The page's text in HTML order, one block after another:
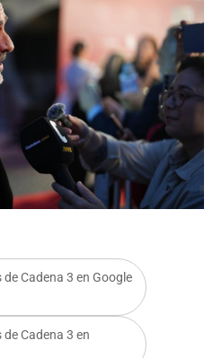
Cadena 3 en Google
Cadena 3 en
Notas
La Sole en